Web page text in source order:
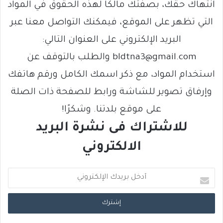
انتهاك حقك، بصفتك مالكًا لهذه الحقوق في المواد
التي تظهر على الموقع، فيمكنك التواصل معنا عبر
البريد الإلكتروني على العنوان التالي:
bldtna3@gmail.com والطلب بالتوقف عن
استخدام المواد، مع ذكر اسمك الكامل ورقم هاتفك
وإرفاق تصوير للشاشة ورابط للصفحة ذات الصلة
على موقع بلدتنا. وشكرًا!
للاشتراك فى نشرة البريد
الالكتروني
د
خ